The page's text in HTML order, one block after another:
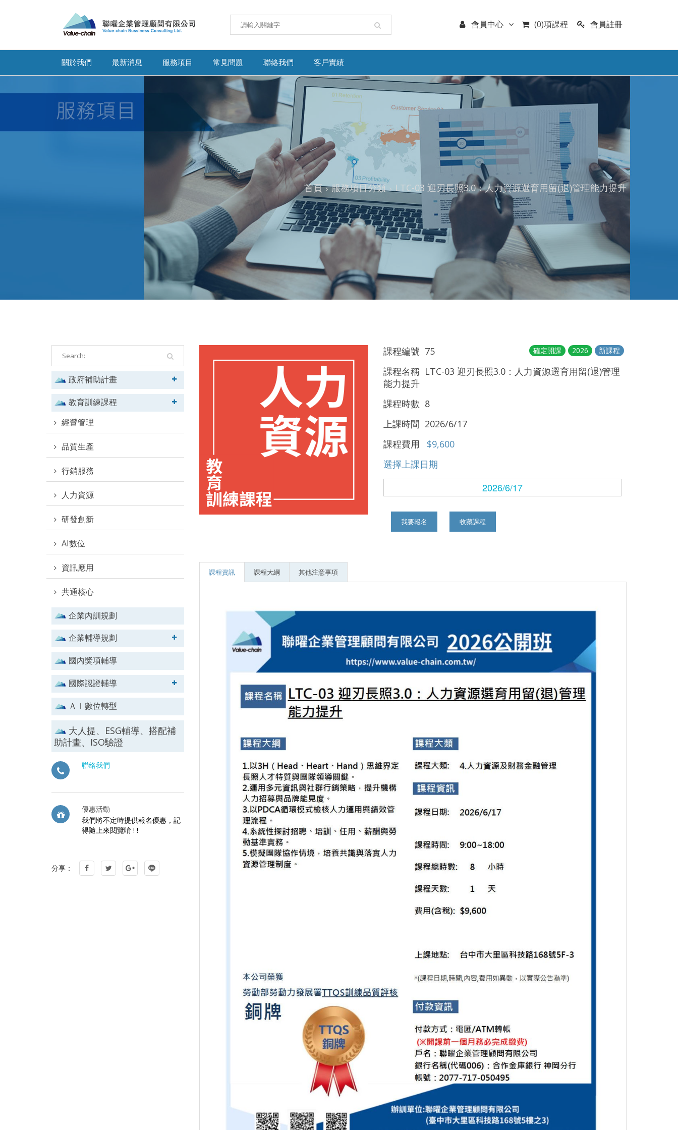
會員註冊
(0)項課程
會員中心
關於我們 最新消息 服務項目 常見問題 聯絡我們 客戶實績
首頁 服務項目分類 LTC-03 迎刃長照3.0：人力資源選育用留(退)管理能力提升
課程編號 75
課程名稱 LTC-03 迎刃長照3.0：人力資源選育用留(退)管理
能力提升
課程時數 8
上課時間 2026/6/17
課程費用
$9,600
新課程
2026
確定開課
選擇上課日期
2026/6/17
我要報名 收藏課程
課程資訊 課程大綱 其他注意事項
政府補助計畫
教育訓練課程
經營管理
品質生產
行銷服務
人力資源
研發創新
AI數位
資訊應用
共通核心
企業內訓規劃
企業輔導規劃
國內獎項輔導
國際認證輔導
ＡＩ數位轉型
大人提、ESG輔導、搭配補
助計畫、ISO驗證
聯絡我們
優惠活動
我們將不定時提供報名優惠，記
得隨上來閱覽唷 ! !
分享：